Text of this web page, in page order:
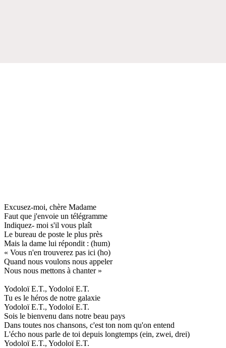
Excusez-moi, chère Madame
Faut que j'envoie un télégramme
Indiquez- moi s'il vous plaît
Le bureau de poste le plus près
Mais la dame lui répondit : (hum)
« Vous n'en trouverez pas ici (ho)
Quand nous voulons nous appeler
Nous nous mettons à chanter »
Yodoloï E.T., Yodoloï E.T.
Tu es le héros de notre galaxie
Yodoloï E.T., Yodoloï E.T.
Sois le bienvenu dans notre beau pays
Dans toutes nos chansons, c'est ton nom qu'on entend
L'écho nous parle de toi depuis longtemps (ein, zwei, drei)
Yodoloï E.T., Yodoloï E.T.